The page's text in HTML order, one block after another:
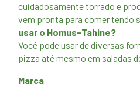
cuidadosamente torrado e
vem pronta para comer tendo
usar o Homus-Tahine?
Você pode usar de diversas
pizza até mesmo em saladas
Marca